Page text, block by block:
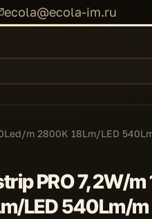
ecola@ecola-im.ru
m 2800K 18Lm/LED
PRO 7,2W/
LED 540Lm/